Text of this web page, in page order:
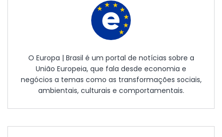
O Europa | Brasil é um portal de notícias sobre a
União Europeia, que fala desde economia e
negócios a temas como as transformações sociais,
ambientais, culturais e comportamentais.